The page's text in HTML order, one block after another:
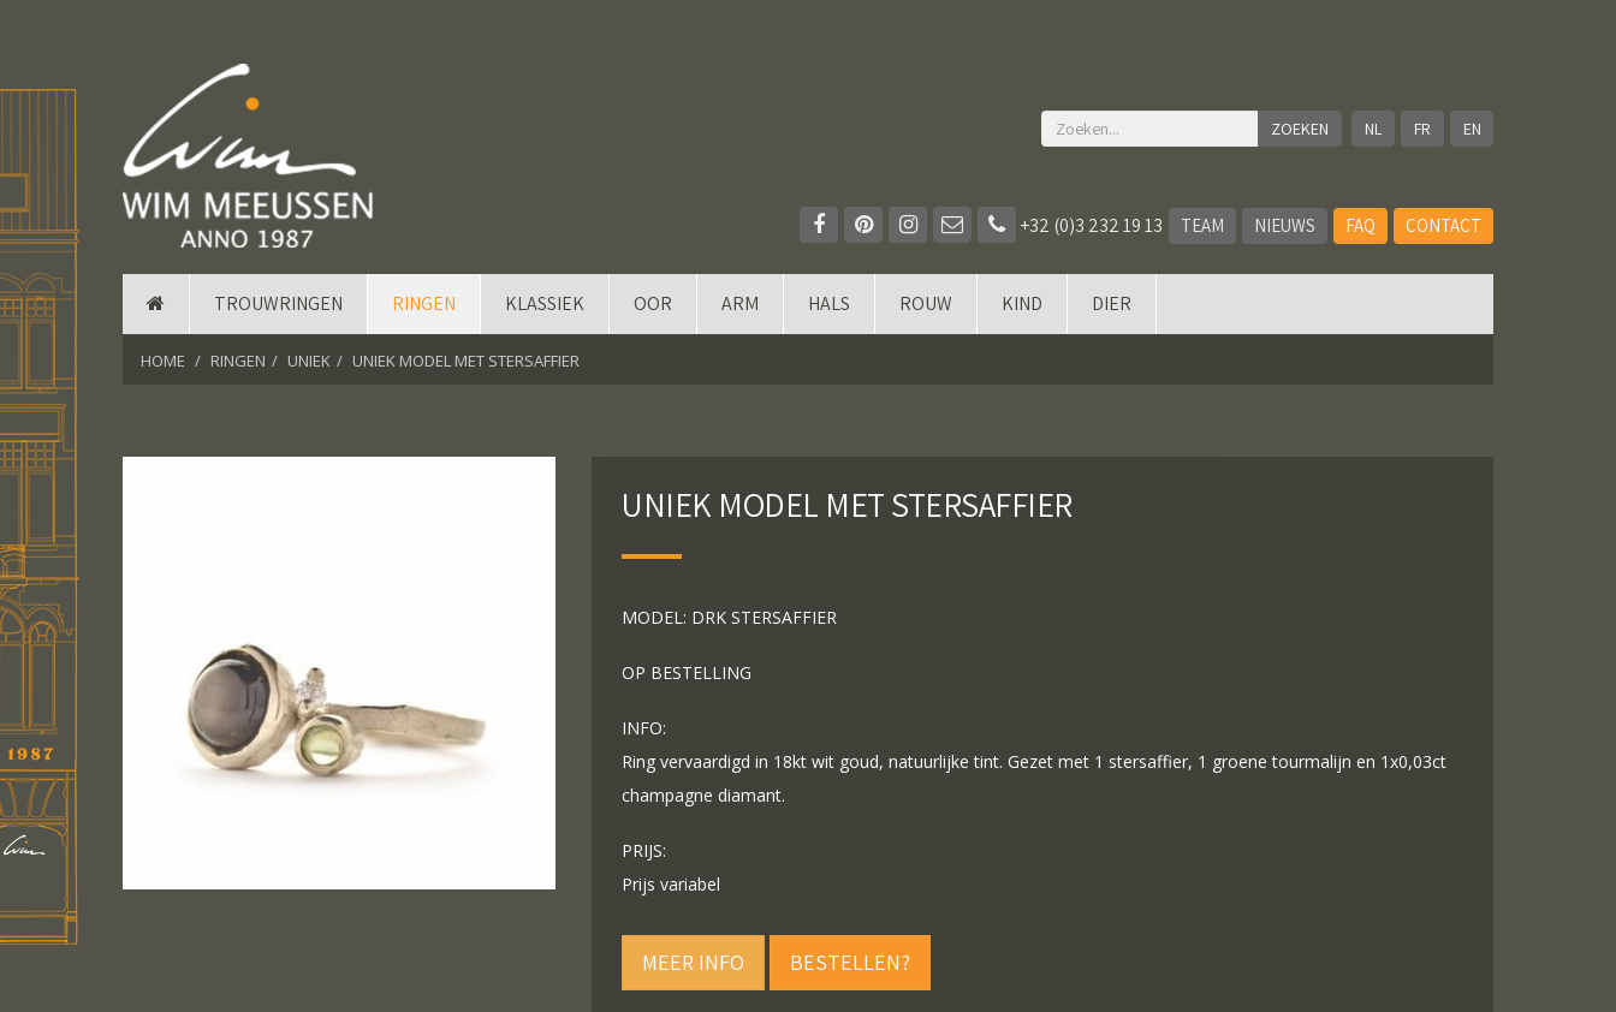
NL FR EN
+32 (0)3 232 19 13 TEAM NIEUWS FAQ CONTACT
TROUWRINGEN RINGEN KLASSIEK OOR ARM HALS ROUW KIND DIER
HOME RINGEN UNIEK UNIEK MODEL MET STERSAFFIER
UNIEK MODEL MET STERSAFFIER
MODEL: DRK STERSAFFIER
OP BESTELLING
INFO:
Ring vervaardigd in 18kt wit goud, natuurlijke tint. Gezet met 1 stersaffier, 1 groene tourmalijn en 1x0,03ct
champagne diamant.
PRIJS:
Prijs variabel
MEER INFO BESTELLEN?